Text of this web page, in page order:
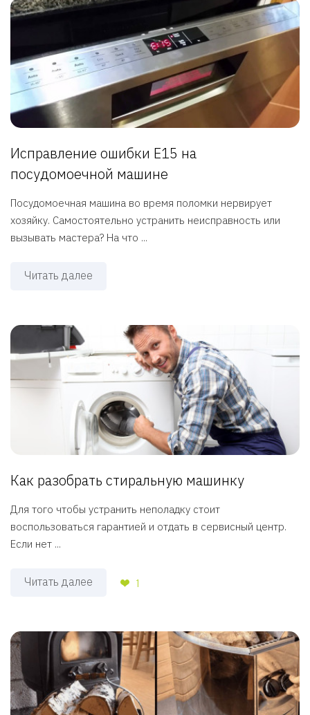
Исправление ошибки E15 на
посудомоечной машине
Посудомоечная машина во время поломки нервирует
хозяйку. Самостоятельно устранить неисправность или
вызывать мастера? На что ...
Читать далее
Как разобрать стиральную машинку
Для того чтобы устранить неполадку стоит
воспользоваться гарантией и отдать в сервисный центр.
Если нет ...
Читать далее 1